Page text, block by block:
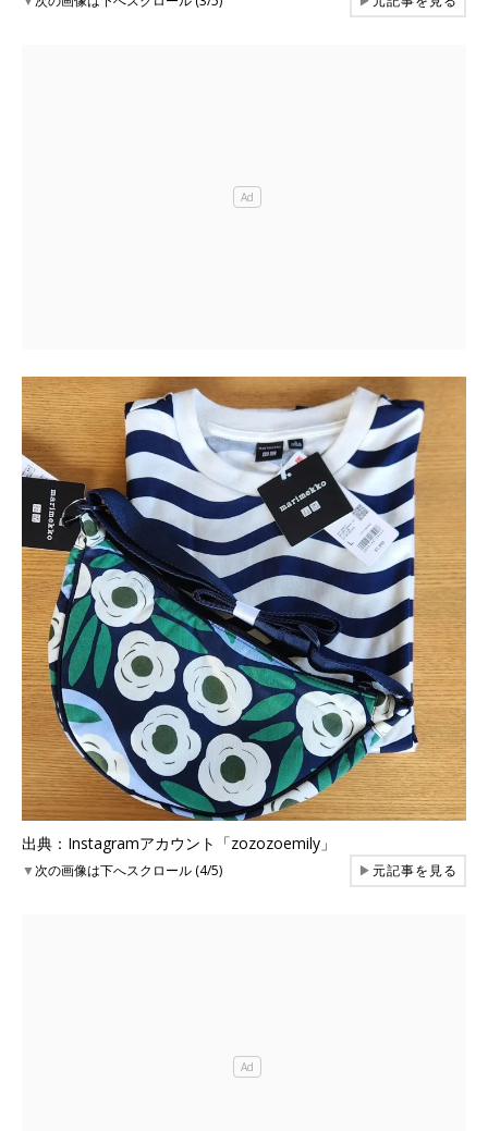
出典：Instagramアカウント「zozozoemily」
▼次の画像は下へスクロール (4/5) ▶元記事を見る